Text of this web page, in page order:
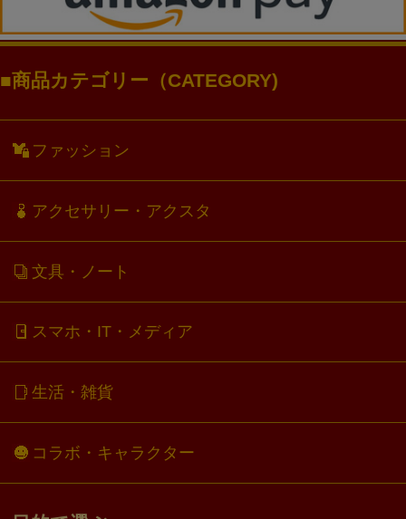
商品カテゴリー（CATEGORY)
ファッション
アクセサリー・アクスタ
文具・ノート
スマホ・IT・メディア
生活・雑貨
コラボ・キャラクター